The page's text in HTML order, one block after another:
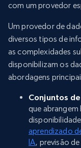
com um provedor
Um provedor de
diversos tipos de
as complexidades
disponibilizam os
abordagens
Conjuntos
que
aprendizado
IA, previsão